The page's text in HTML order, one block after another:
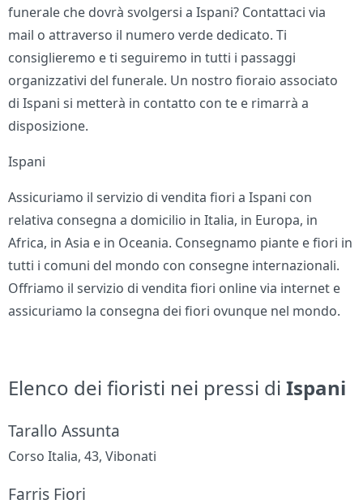
funerale che dovrà svolgersi a Ispani? Contattaci via
mail o attraverso il numero verde dedicato. Ti
consiglieremo e ti seguiremo in tutti i passaggi
organizzativi del funerale. Un nostro fioraio associato
di Ispani si metterà in contatto con te e rimarrà a
disposizione.
Ispani
Assicuriamo il servizio di vendita fiori a Ispani con
relativa consegna a domicilio in Italia, in Europa, in
Africa, in Asia e in Oceania. Consegnamo piante e fiori in
tutti i comuni del mondo con consegne internazionali.
Offriamo il servizio di vendita fiori online via internet e
assicuriamo la consegna dei fiori ovunque nel mondo.
Elenco dei fioristi nei pressi diIspani
Tarallo Assunta
Corso Italia, 43, Vibonati
Farris Fiori